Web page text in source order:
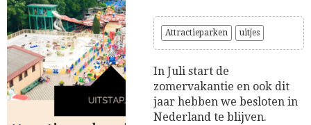
Attractieparken uitjes
In Juli start de
zomervakantie en ook dit
jaar hebben we besloten in
Nederland te blijven.